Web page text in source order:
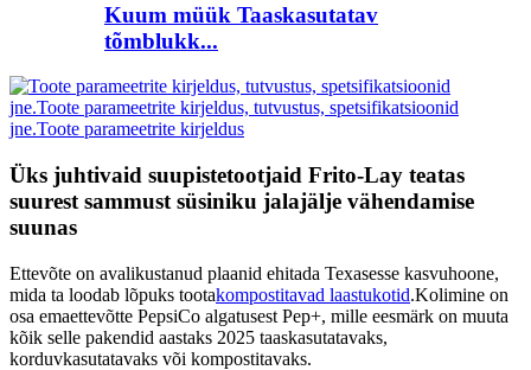
Kuum müük Taaskasutatav
tõmblukk...
Üks juhtivaid suupistetootjaid Frito-Lay teatas
suurest sammust süsiniku jalajälje vähendamise
suunas
Ettevõte on avalikustanud plaanid ehitada Texasesse kasvuhoone,
mida ta loodab lõpuks tootakompostitavad laastukotid.Kolimine on
osa emaettevõtte PepsiCo algatusest Pep+, mille eesmärk on muuta
kõik selle pakendid aastaks 2025 taaskasutatavaks,
korduvkasutatavaks või kompostitavaks.